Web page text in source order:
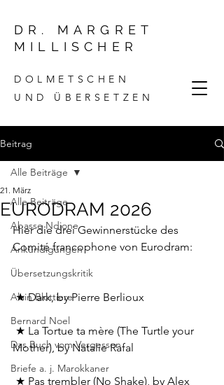
DR. MARGRET
MILLISCHER
DOLMETSCHEN
UND ÜBERSETZEN
Beitrag
Alle Beiträge
Abasse Ndione
Ankündigungen
Übersetzungskritik
Alain Blottiere
Bernard Noel
Das Buch vom Vergessen
Briefe a. j. Marokkaner
Alle Beiträge
EURODRAM 2026
21. März
Hier die drei Gewinnerstücke des
Comité francophone von Eurodram:
★ Dark, by Pierre Berlioux
Mother), by Natalie Rafal